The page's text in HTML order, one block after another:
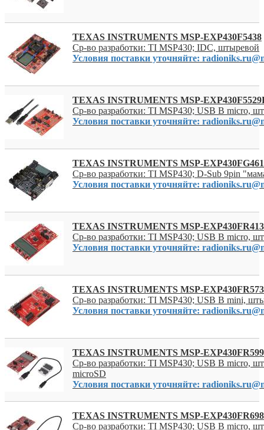
TEXAS INSTRUMENTS MSP-EXP430F5438
Ср-во разработки: TI MSP430; IDC, штыревой
Условия поставки уточняйте:
TEXAS INSTRUMENTS MSP-
Ср-во разработки: TI MSP430; USB B micro,
Условия поставки уточняйте:
TEXAS INSTRUMENTS MSP-
Ср-во разработки: TI MSP430; D-Sub 9pin
Условия поставки уточняйте:
TEXAS INSTRUMENTS MSP-
Ср-во разработки: TI MSP430; USB B micro,
Условия поставки уточняйте:
TEXAS INSTRUMENTS MSP-
Ср-во разработки: TI MSP430; USB B mini,
Условия поставки уточняйте:
TEXAS INSTRUMENTS MSP-
Ср-во разработки: TI MSP430; USB B micro,
microSD
Условия поставки уточняйте:
TEXAS INSTRUMENTS MSP-
Ср-во разработки: TI MSP430; USB B micro,